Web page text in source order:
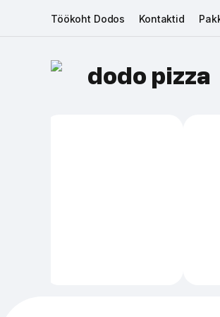
Töökoht Dodos Kontaktid
dodo pizza